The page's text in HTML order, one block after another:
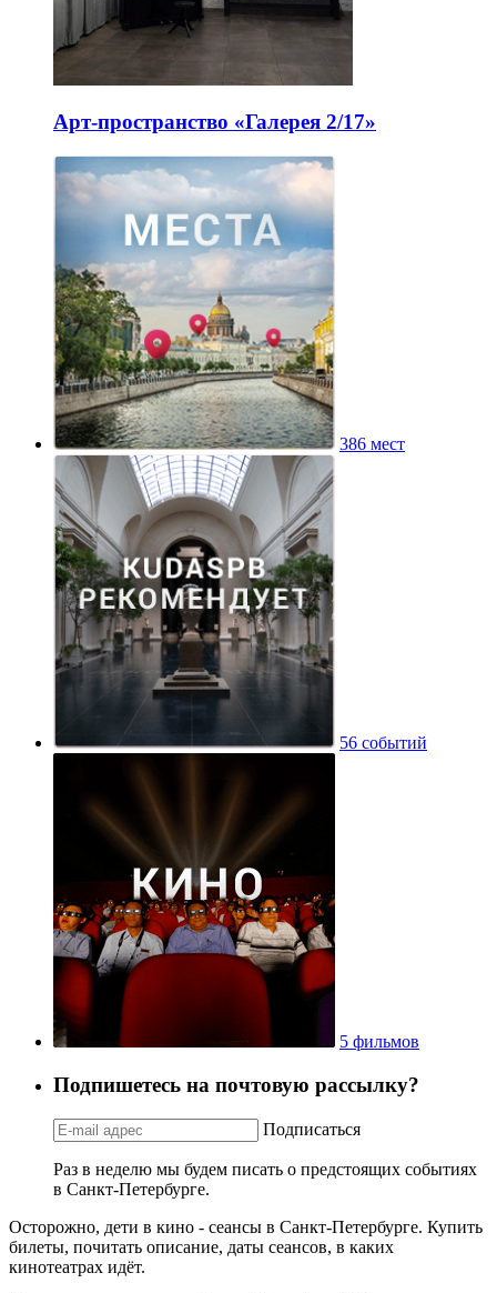
Арт-пространство «Галерея 2/17»
386 мест
56 событий
5 фильмов
Подпишетесь на почтовую рассылку?
Подписаться
Раз в неделю мы будем писать о предстоящих событиях
в Санкт-Петербурге.
Осторожно, дети в кино - сеансы в Санкт-Петербурге. Купить
билеты, почитать описание, даты сеансов, в каких
кинотеатрах идёт.